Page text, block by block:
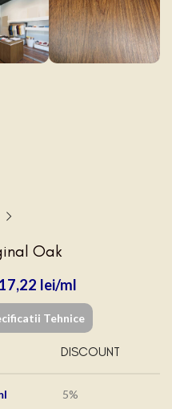
Oak
lei
Tehnice
DISCOUNT
5%